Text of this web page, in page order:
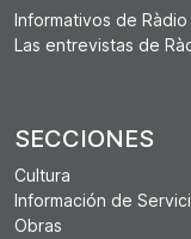
Informativos de Ràdio
Las entrevistas de
SECCIONES
Cultura
Información de
Obras